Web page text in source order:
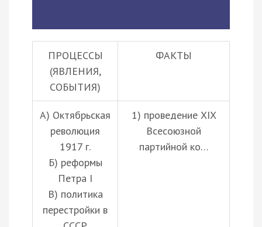
ПРОЦЕССЫ
(ЯВЛЕНИЯ,
СОБЫТИЯ)
ФАКТЫ
А) Октябрьская
революция
1917 г.
Б) реформы
Петра I
В) политика
перестройки в
1) проведение XIX
Всесоюзной
партийной ко…